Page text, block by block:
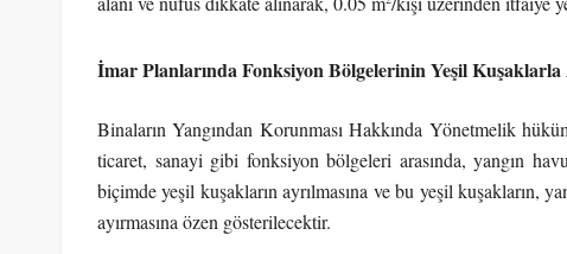
İmar Planlarında Fonksiyon Bölgelerinin Yeşil Kuşaklarla
Binaların Yangından Korunması Hakkında Yönetmelik
ticaret, sanayi gibi fonksiyon bölgeleri arasında, yangın
biçimde yeşil kuşakların ayrılmasına ve bu yeşil kuşakların,
ayırmasına özen gösterilecektir.